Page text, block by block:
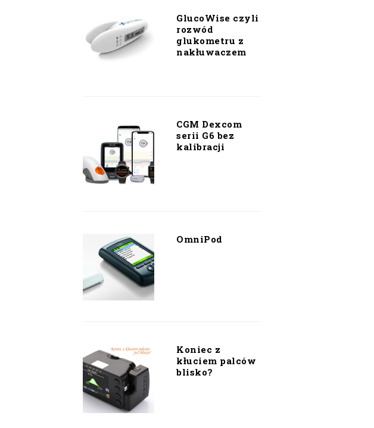
GlucoWise czyli
rozwód
glukometru z
nakłuwaczem
CGM Dexcom
serii G6 bez
kalibracji
OmniPod
Koniec z
kłuciem palców
blisko?